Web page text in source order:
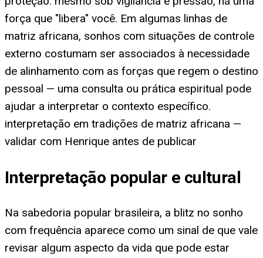
força que "libera" você. Em algumas linhas de
matriz africana, sonhos com situações de controle
externo costumam ser associados à necessidade
de alinhamento com as forças que regem o destino
pessoal — uma consulta ou prática espiritual pode
ajudar a interpretar o contexto específico.
interpretação em tradições de matriz africana —
validar com Henrique antes de publicar
Interpretação popular e cultural
Na sabedoria popular brasileira, a blitz no sonho
com frequência aparece como um sinal de que vale
revisar algum aspecto da vida que pode estar